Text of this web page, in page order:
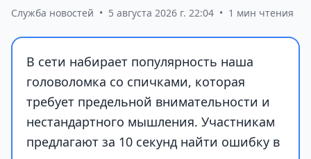
Служба новостей • 5 августа 2026 г. 22:04 • 1 мин чтения
В сети набирает популярность наша
головоломка со спичками, которая
требует предельной внимательности и
нестандартного мышления. Участникам
предлагают за 10 секунд найти ошибку в